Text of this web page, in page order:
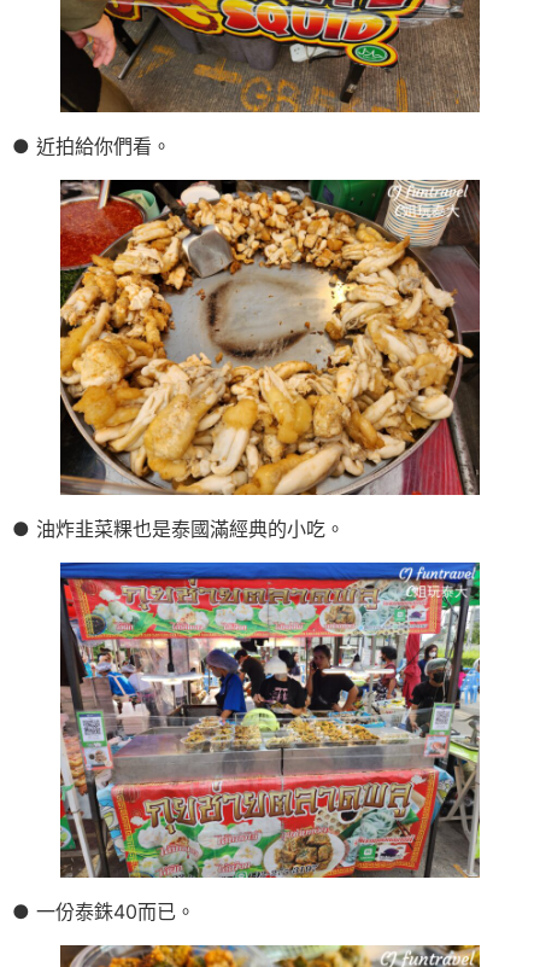
● 近拍給你們看。
● 油炸韭菜粿也是泰國滿經典的小吃。
● 一份泰銖40而已。